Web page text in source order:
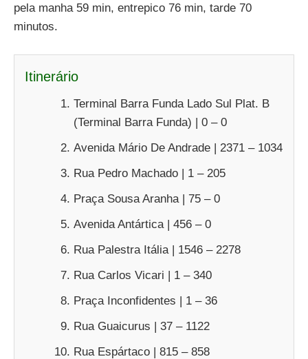
pela manha 59 min, entrepico 76 min, tarde 70
minutos.
Itinerário
Terminal Barra Funda Lado Sul Plat. B
(Terminal Barra Funda) | 0 – 0
Avenida Mário De Andrade | 2371 – 1034
Rua Pedro Machado | 1 – 205
Praça Sousa Aranha | 75 – 0
Avenida Antártica | 456 – 0
Rua Palestra Itália | 1546 – 2278
Rua Carlos Vicari | 1 – 340
Praça Inconfidentes | 1 – 36
Rua Guaicurus | 37 – 1122
Rua Espártaco | 815 – 858